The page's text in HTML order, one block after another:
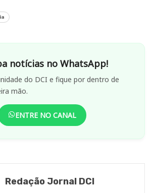
notícias no WhatsApp!
do DCI e fique por dentro de
mão.
ENTRE NO CANAL
Redação Jornal DCI